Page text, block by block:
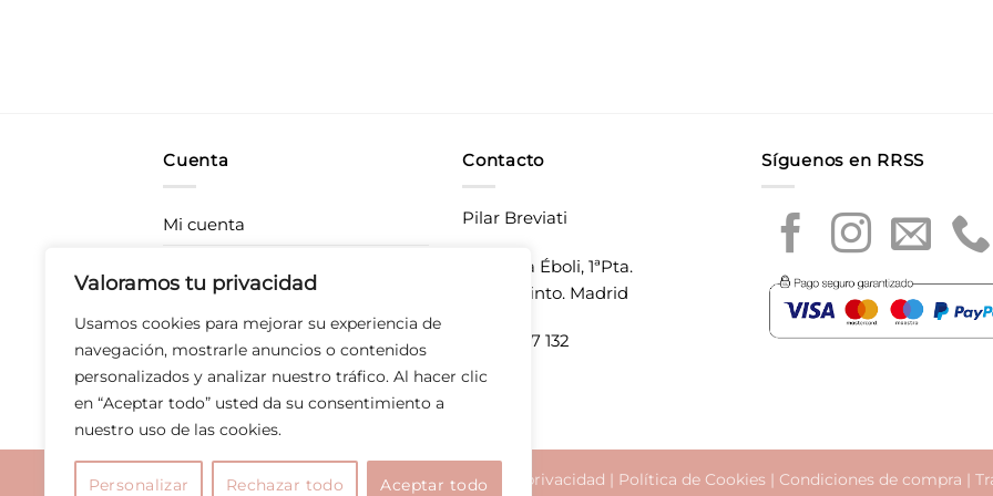
Valoramos tu privacidad
Usamos cookies para mejorar su experiencia de
navegación, mostrarle anuncios o contenidos
personalizados y analizar nuestro tráfico. Al hacer clic
en “Aceptar todo” usted da su consentimiento a
nuestro uso de las cookies.
Personalizar Rechazar todo Aceptar todo
Cuenta
Mi cuenta
Devoluciones
Derecho de desistimiento
Contacto
Pilar Breviati
CC Plaza Éboli, 1ªPta.
28320 Pinto. Madrid
T 675 897 132
Síguenos en RRSS
Aviso legal|Política de privacidad | Política de Cookies| Condiciones de compra |